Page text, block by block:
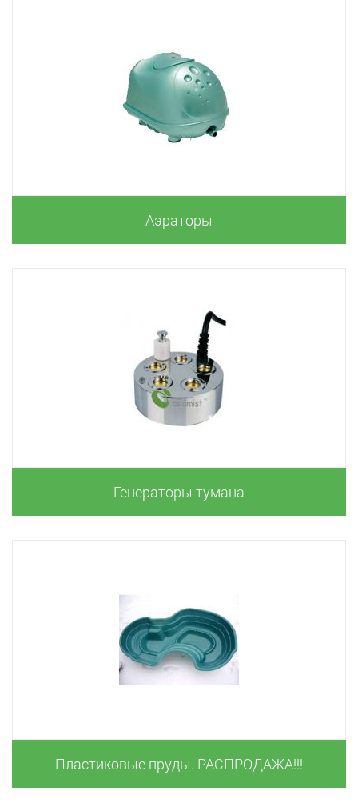
Аэраторы
Генераторы тумана
Пластиковые пруды. РАСПРОДАЖА!!!